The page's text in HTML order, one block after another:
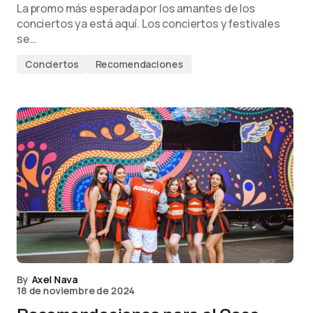
La promo más esperada por los amantes de los
conciertos ya está aquí. Los conciertos y festivales
se…
Conciertos Recomendaciones
By Axel Nava
18 de noviembre de 2024